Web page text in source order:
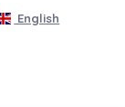
English